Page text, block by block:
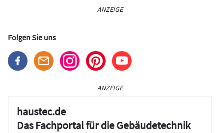
ANZEIGE
Folgen Sie uns
ANZEIGE
haustec.de
Das Fachportal für die Gebäudetechnik